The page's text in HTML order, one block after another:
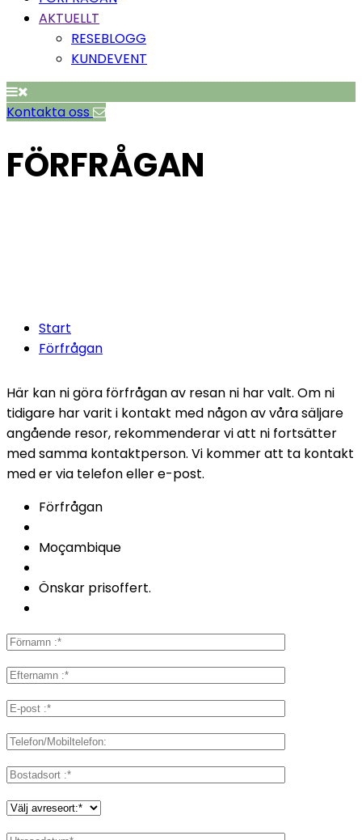
AKTUELLT
RESEBLOGG
KUNDEVENT
Kontakta oss
FÖRFRÅGAN
Start
Förfrågan
Här kan ni göra förfrågan av resan ni har valt. Om ni
tidigare har varit i kontakt med någon av våra säljare
angående resor, rekommenderar vi att ni fortsätter
med samma kontaktperson. Vi kommer att ta kontakt
med er via telefon eller e-post.
Förfrågan
Moçambique
Önskar prisoffert.